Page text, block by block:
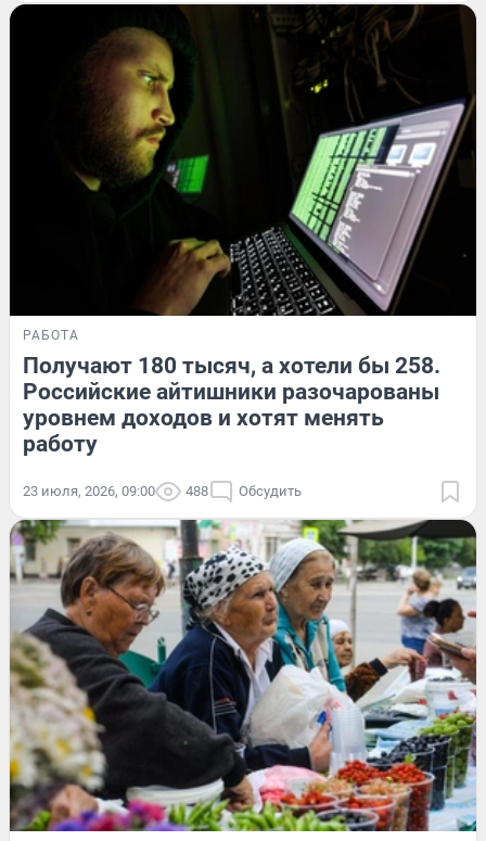
РАБОТА
Получают 180 тысяч, а хотели бы 258.
Российские айтишники разочарованы
уровнем доходов и хотят менять
работу
23 июля, 2026, 09:00 488 Обсудить